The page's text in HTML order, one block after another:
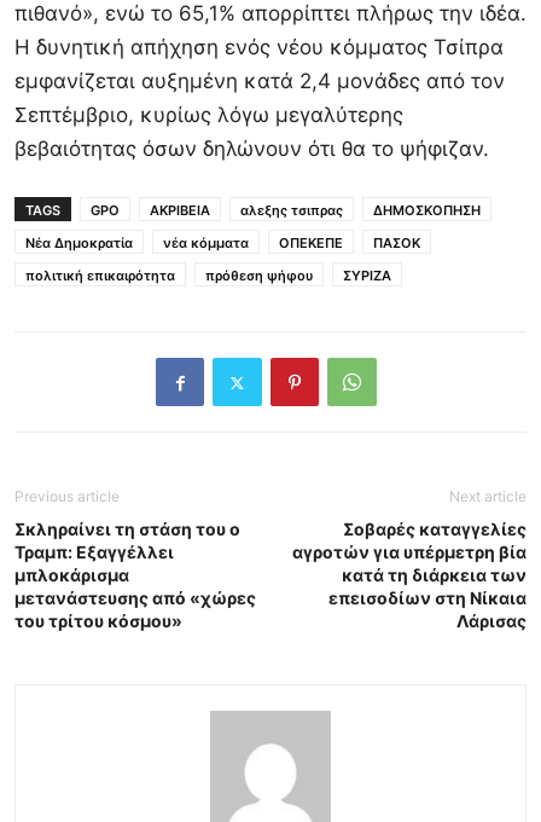
πιθανό», ενώ το 65,1% απορρίπτει πλήρως την ιδέα.
Η δυνητική απήχηση ενός νέου κόμματος Τσίπρα
εμφανίζεται αυξημένη κατά 2,4 μονάδες από τον
Σεπτέμβριο, κυρίως λόγω μεγαλύτερης
βεβαιότητας όσων δηλώνουν ότι θα το ψήφιζαν.
TAGS GPO ΑΚΡΙΒΕΙΑ αλεξης τσιπρας
ΔΗΜΟΣΚΟΠΗΣΗ
Νέα Δημοκρατία
νέα κόμματα ΟΠΕΚΕΠΕ
ΠΑΣΟΚ
πολιτική επικαιρότητα
πρόθεση ψήφου ΣΥΡΙΖΑ
Previous article
Σκληραίνει τη στάση του ο
Τραμπ: Εξαγγέλλει
μπλοκάρισμα
μετανάστευσης από «χώρες
του τρίτου κόσμου»
Next article
Σοβαρές καταγγελίες
αγροτών για υπέρμετρη βία
κατά τη διάρκεια των
επεισοδίων στη Νίκαια
Λάρισας